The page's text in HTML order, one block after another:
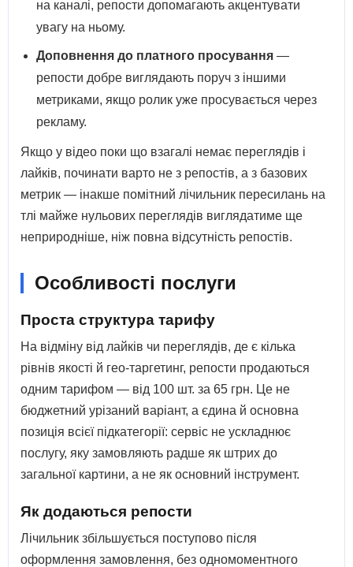
на каналі, репости допомагають акцентувати
увагу на ньому.
Доповнення до платного просування —
репости добре виглядають поруч з іншими
метриками, якщо ролик уже просувається через
рекламу.
Якщо у відео поки що взагалі немає переглядів і
лайків, починати варто не з репостів, а з базових
метрик — інакше помітний лічильник пересилань на
тлі майже нульових переглядів виглядатиме ще
неприродніше, ніж повна відсутність репостів.
Особливості послуги
Проста структура тарифу
На відміну від лайків чи переглядів, де є кілька
рівнів якості й гео-таргетинг, репости продаються
одним тарифом — від 100 шт. за 65 грн. Це не
бюджетний урізаний варіант, а єдина й основна
позиція всієї підкатегорії: сервіс не ускладнює
послугу, яку замовляють радше як штрих до
загальної картини, а не як основний інструмент.
Як додаються репости
Лічильник збільшується поступово після
оформлення замовлення, без одномоментного